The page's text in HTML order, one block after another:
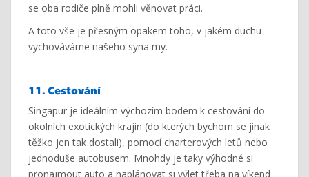
se oba rodiče plně mohli věnovat práci.
A toto vše je přesným opakem toho, v jakém duchu
vychováváme našeho syna my.
11. Cestování
Singapur je ideálním výchozím bodem k cestování do
okolních exotických krajin (do kterých bychom se jinak
těžko jen tak dostali), pomocí charterových letů nebo
jednoduše autobusem. Mnohdy je taky výhodné si
pronajmout auto a naplánovat si výlet třeba na víkend